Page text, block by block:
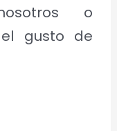
o
gusto de